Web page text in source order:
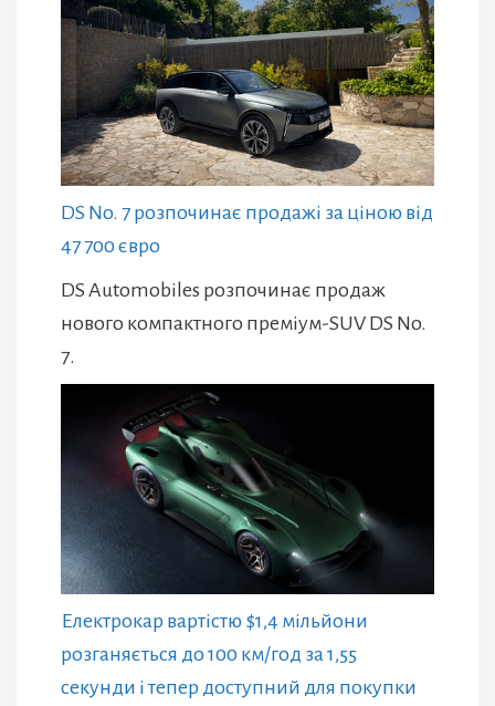
DS No. 7 розпочинає продажі за ціною від
47 700 євро
DS Automobiles розпочинає продаж
нового компактного преміум-SUV DS No.
7.
Електрокар вартістю $1,4 мільйони
розганяється до 100 км/год за 1,55
секунди і тепер доступний для покупки